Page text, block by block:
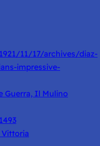
11/17/archives/diaz-
impressive-
Guerra, Il Mulino
Vittoria